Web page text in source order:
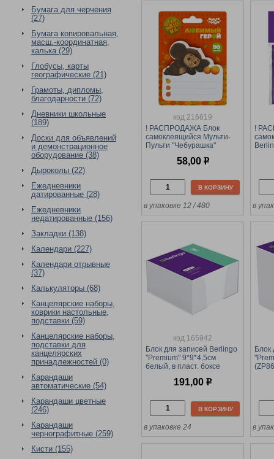
Бумага для черчения
(27)
Бумага копировальная,
масш.-координатная,
калька (29)
Глобусы, карты
географические (21)
Грамоты, дипломы,
благодарности (72)
Дневники школьные
(189)
Доски для объявлений
и демонстрационное
оборудование (38)
Дыроколы (22)
Ежедневники
датированные (28)
Ежедневники
недатированные (156)
Закладки (138)
Календари (227)
Календари отрывные
(37)
Калькуляторы (68)
Канцелярские наборы,
коврики настольные,
подставки (59)
Канцелярские наборы,
подставки для
канцелярских
принадлежностей (0)
Карандаши
автоматические (54)
Карандаши цветные
(246)
Карандаши
чернографитные (259)
Кисти (155)
код 216619
! РАСПРОДАЖА Блок
самоклеящийся Мульти-
Пульти "Чебурашка"
(ЧБ_53245)58,00 р
В КОРЗИНУ
в упаковке 12 / 480
!
в
код 165942
Блок для записей Berlingo
"Premium" 9*9*4,5см
белый, в пласт. боксе
191,00 р
В КОРЗИНУ
в упаковке 24
Блок
в